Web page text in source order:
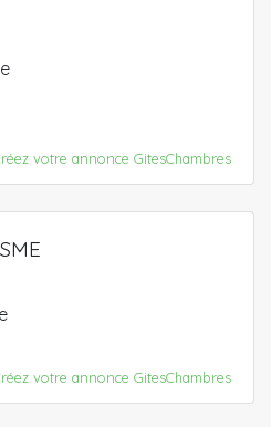
votre annonce GitesChambres
votre annonce GitesChambres